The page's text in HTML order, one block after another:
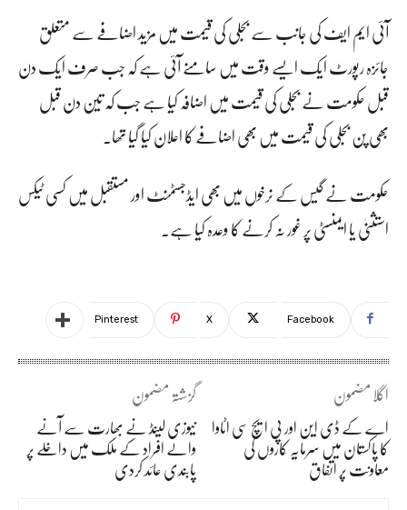
آئی ایم ایف کی جانب سے بجلی کی قیمت میں مزید اضافے سے متعلق
جائزہ رپورٹ ایک ایسے وقت میں سامنے آئی ہے کہ جب صرف ایک دن
قبل حکومت نے بجلی کی قیمت میں اضافہ کیا ہے جب کہ تین دن قبل
بھی پن بجلی کی قیمت میں بھی اضافے کا اعلان کیا گیا تھا۔
حکومت نے گیس کے نرخوں میں بھی ایڈجسٹمنٹ اور مستقبل میں کسی ٹیکس
استثنیٰ یا ایمنسٹی پر غور نہ کرنے کا وعدہ کیا ہے۔
Facebook
X
Pinterest
گزشتہ مضمون
نیوزی لینڈ نے بھارت سے آنے
والے افراد کے ملک میں داخلے پر
پابندی عائد کردی
اگلا مضمون
اے کے ڈی این اور پی ایچ سی اٹاوا
کا پاکستان میں سرمایہ کاروں کی
معاونت پر اتفاق